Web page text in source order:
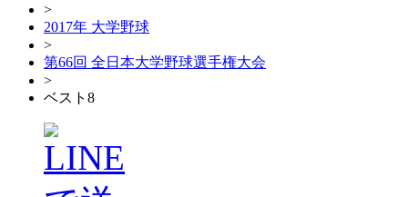
>
2017年 大学野球
>
第66回 全日本大学野球選手権大会
>
ベスト8